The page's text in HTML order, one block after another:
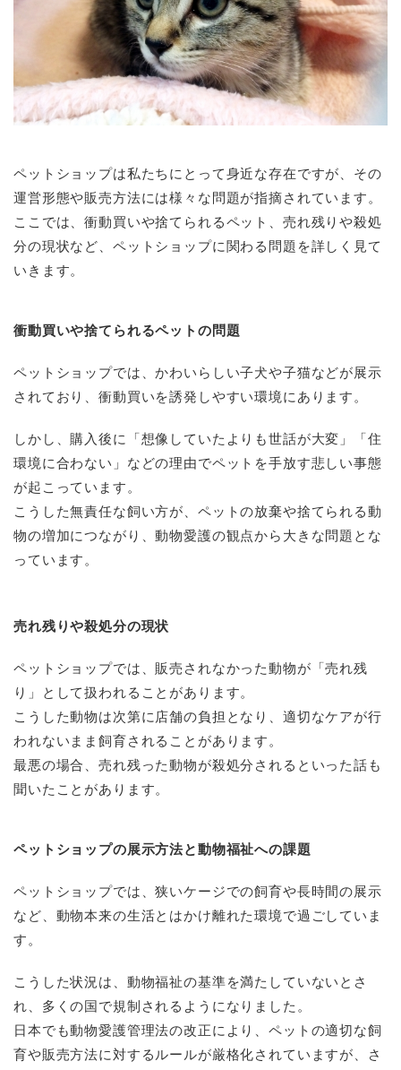
ペットショップは私たちにとって身近な存在ですが、その
運営形態や販売方法には様々な問題が指摘されています。
ここでは、衝動買いや捨てられるペット、売れ残りや殺処
分の現状など、ペットショップに関わる問題を詳しく見て
いきます。
衝動買いや捨てられるペットの問題
ペットショップでは、かわいらしい子犬や子猫などが展示
されており、衝動買いを誘発しやすい環境にあります。
しかし、購入後に「想像していたよりも世話が大変」「住
環境に合わない」などの理由でペットを手放す悲しい事態
が起こっています。
こうした無責任な飼い方が、ペットの放棄や捨てられる動
物の増加につながり、動物愛護の観点から大きな問題とな
っています。
売れ残りや殺処分の現状
ペットショップでは、販売されなかった動物が「売れ残
り」として扱われることがあります。
こうした動物は次第に店舗の負担となり、適切なケアが行
われないまま飼育されることがあります。
最悪の場合、売れ残った動物が殺処分されるといった話も
聞いたことがあります。
ペットショップの展示方法と動物福祉への課題
ペットショップでは、狭いケージでの飼育や長時間の展示
など、動物本来の生活とはかけ離れた環境で過ごしていま
す。
こうした状況は、動物福祉の基準を満たしていないとさ
れ、多くの国で規制されるようになりました。
日本でも動物愛護管理法の改正により、ペットの適切な飼
育や販売方法に対するルールが厳格化されていますが、さ